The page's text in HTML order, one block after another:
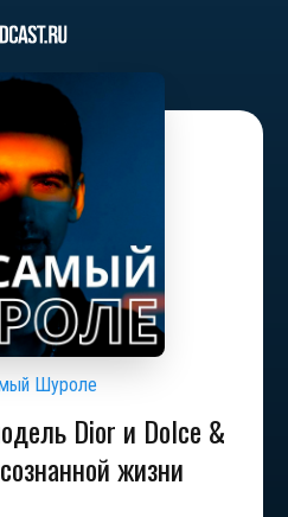
Шуроле
Dior и Dolce &
жизни